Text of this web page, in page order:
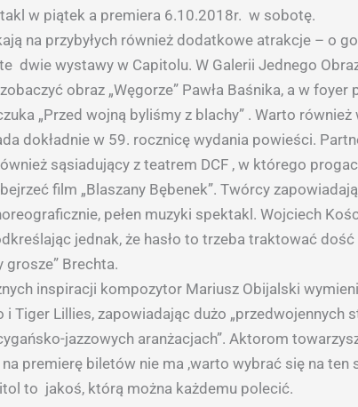
w piątek a premiera 6.10.2018r. w sobotę.
na przybyłych również dodatkowe atrakcje – o
dwie wystawy w Capitolu. W Galerii Jednego
obraz „Węgorze” Pawła Baśnika, a w
„Przed wojną byliśmy z blachy” . Warto
dokładnie w 59. rocznicę wydania powieści.
sąsiadujący z teatrem DCF , w którego
film „Blaszany Bębenek”. Twórcy
pełen muzyki spektakl. Wojciech
jednak, że hasło to trzeba traktować
grosze” Brechta.
inspiracji kompozytor Mariusz Obijalski
i Tiger Lillies, zapowiadając dużo „przedwojennych
jazzowych aranżacjach”. Aktorom
na premierę biletów nie ma ,warto wybrać się na ten
to jakoś, którą można każdemu polecić.